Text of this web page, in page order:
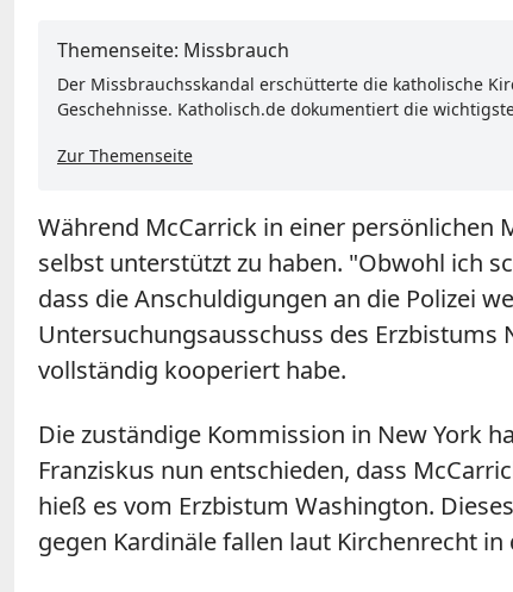
Themenseite: Missbrauch
Der Missbrauchsskandal erschütterte die katholische
Geschehnisse. Katholisch.de dokumentiert die
Zur Themenseite
Während McCarrick in einer
selbst unterstützt zu haben. "Obwohl ich
dass die Anschuldigungen an die Polizei
Untersuchungsausschuss des
vollständig kooperiert habe.
Die zuständige Kommission in New York
Franziskus nun entschieden, dass
hieß es vom Erzbistum Washington.
gegen Kardinäle fallen laut Kirchenrecht